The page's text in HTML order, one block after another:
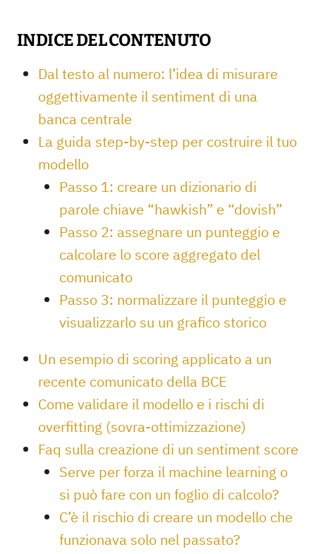
INDICE DEL CONTENUTO
Dal testo al numero: l’idea di misurare
oggettivamente il sentiment di una
banca centrale
La guida step-by-step per costruire il tuo
modello
Passo 1: creare un dizionario di
parole chiave “hawkish” e “dovish”
Passo 2: assegnare un punteggio e
calcolare lo score aggregato del
comunicato
Passo 3: normalizzare il punteggio e
visualizzarlo su un grafico storico
Un esempio di scoring applicato a un
recente comunicato della BCE
Come validare il modello e i rischi di
overfitting (sovra-ottimizzazione)
Faq sulla creazione di un sentiment score
Serve per forza il machine learning o
si può fare con un foglio di calcolo?
C’è il rischio di creare un modello che
funzionava solo nel passato?